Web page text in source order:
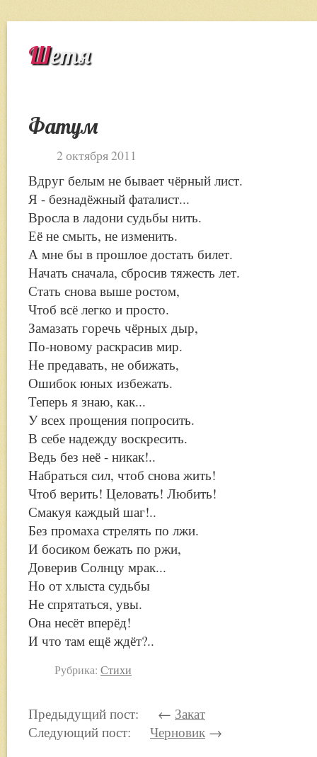
Шетя
Фатум
2 октября 2011
Вдруг белым не бывает чёрный лист.
Я - безнадёжный фаталист...
Вросла в ладони судьбы нить.
Её не смыть, не изменить.
А мне бы в прошлое достать билет.
Начать сначала, сбросив тяжесть лет.
Стать снова выше ростом,
Чтоб всё легко и просто.
Замазать горечь чёрных дыр,
По-новому раскрасив мир.
Не предавать, не обижать,
Ошибок юных избежать.
Теперь я знаю, как...
У всех прощения попросить.
В себе надежду воскресить.
Ведь без неё - никак!..
Набраться сил, чтоб снова жить!
Чтоб верить! Целовать! Любить!
Смакуя каждый шаг!..
Без промаха стрелять по лжи.
И босиком бежать по ржи,
Доверив Солнцу мрак...
Но от хлыста судьбы
Не спрятаться, увы.
Она несёт вперёд!
И что там ещё ждёт?..
Рубрика: Стихи
Предыдущий пост: ← Закат
Следующий пост: Черновик →